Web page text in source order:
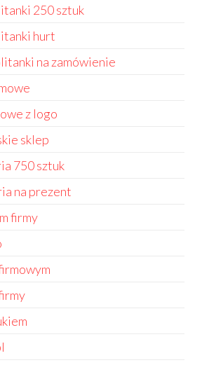
250 sztuk
hurt
na zamówienie
z logo
sklep
750 sztuk
na prezent
firmy